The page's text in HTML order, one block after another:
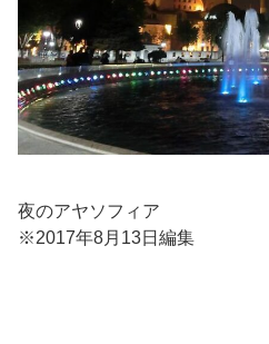
夜のアヤソフィア
※2017年8月13日編集